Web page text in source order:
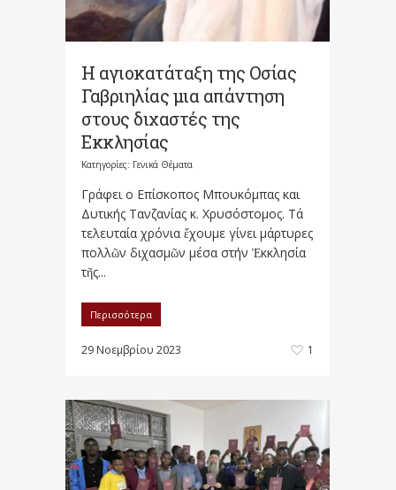
Η αγιοκατάταξη της Οσίας
Γαβριηλίας μια απάντηση
στους διχαστές της
Εκκλησίας
Κατηγορίες: Γενικά Θέματα
Γράφει ο Επίσκοπος Μπουκόμπας και
Δυτικής Τανζανίας κ. Χρυσόστομος. Τά
τελευταία χρόνια ἔχουμε γίνει μάρτυρες
πολλῶν διχασμῶν μέσα στήν Ἐκκλησία
τῆς...
Περισσότερα
29 Νοεμβρίου 2023 1